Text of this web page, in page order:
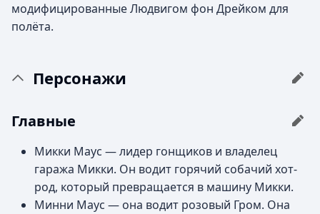
модифицированные Людвигом фон Дрейком для
полёта.
Персонажи
Главные
Микки Маус — лидер гонщиков и владелец
гаража Микки. Он водит горячий собачий хот-
род, который превращается в машину Микки.
Минни Маус — она водит розовый Гром. Она